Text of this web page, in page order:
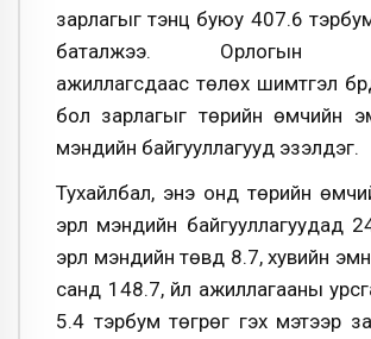
зарлагыг тэнцүү буюу 407.6
баталжээ. Орлогын
ажиллагсдаас төлөх шимтгэл
бол зарлагыг төрийн өмчийн
мэндийн байгууллагууд эзэлдэг.
Тухайлбал, энэ онд төрийн
эрүүл мэндийн байгууллагуудад
эрүүл мэндийн төвд 8.7, хувийн
санд 148.7, үйл ажиллагааны
5.4 тэрбум төгрөг гэх мэтээр